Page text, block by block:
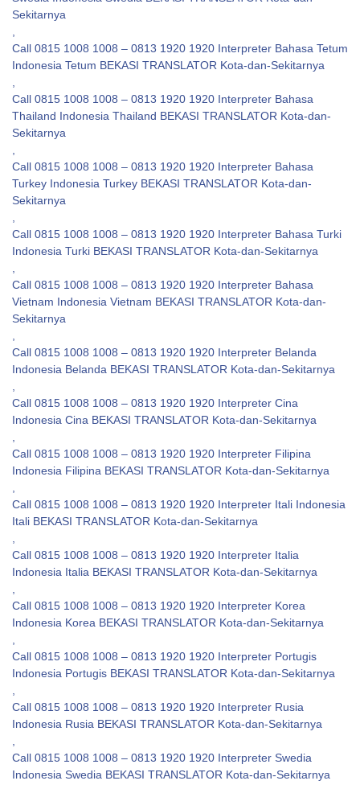
Sekitarnya
Call 0815 1008 1008 – 0813 1920 1920 Interpreter Bahasa Tetum
Indonesia Tetum BEKASI TRANSLATOR Kota-dan-Sekitarnya
Call 0815 1008 1008 – 0813 1920 1920 Interpreter Bahasa
Thailand Indonesia Thailand BEKASI TRANSLATOR Kota-dan-
Sekitarnya
Call 0815 1008 1008 – 0813 1920 1920 Interpreter Bahasa
Turkey Indonesia Turkey BEKASI TRANSLATOR Kota-dan-
Sekitarnya
Call 0815 1008 1008 – 0813 1920 1920 Interpreter Bahasa Turki
Indonesia Turki BEKASI TRANSLATOR Kota-dan-Sekitarnya
Call 0815 1008 1008 – 0813 1920 1920 Interpreter Bahasa
Vietnam Indonesia Vietnam BEKASI TRANSLATOR Kota-dan-
Sekitarnya
Call 0815 1008 1008 – 0813 1920 1920 Interpreter Belanda
Indonesia Belanda BEKASI TRANSLATOR Kota-dan-Sekitarnya
Call 0815 1008 1008 – 0813 1920 1920 Interpreter Cina
Indonesia Cina BEKASI TRANSLATOR Kota-dan-Sekitarnya
Call 0815 1008 1008 – 0813 1920 1920 Interpreter Filipina
Indonesia Filipina BEKASI TRANSLATOR Kota-dan-Sekitarnya
Call 0815 1008 1008 – 0813 1920 1920 Interpreter Itali Indonesia
Itali BEKASI TRANSLATOR Kota-dan-Sekitarnya
Call 0815 1008 1008 – 0813 1920 1920 Interpreter Italia
Indonesia Italia BEKASI TRANSLATOR Kota-dan-Sekitarnya
Call 0815 1008 1008 – 0813 1920 1920 Interpreter Korea
Indonesia Korea BEKASI TRANSLATOR Kota-dan-Sekitarnya
Call 0815 1008 1008 – 0813 1920 1920 Interpreter Portugis
Indonesia Portugis BEKASI TRANSLATOR Kota-dan-Sekitarnya
Call 0815 1008 1008 – 0813 1920 1920 Interpreter Rusia
Indonesia Rusia BEKASI TRANSLATOR Kota-dan-Sekitarnya
Call 0815 1008 1008 – 0813 1920 1920 Interpreter Swedia
Indonesia Swedia BEKASI TRANSLATOR Kota-dan-Sekitarnya